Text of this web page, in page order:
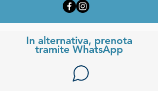
In alternativa, prenota
tramite WhatsApp